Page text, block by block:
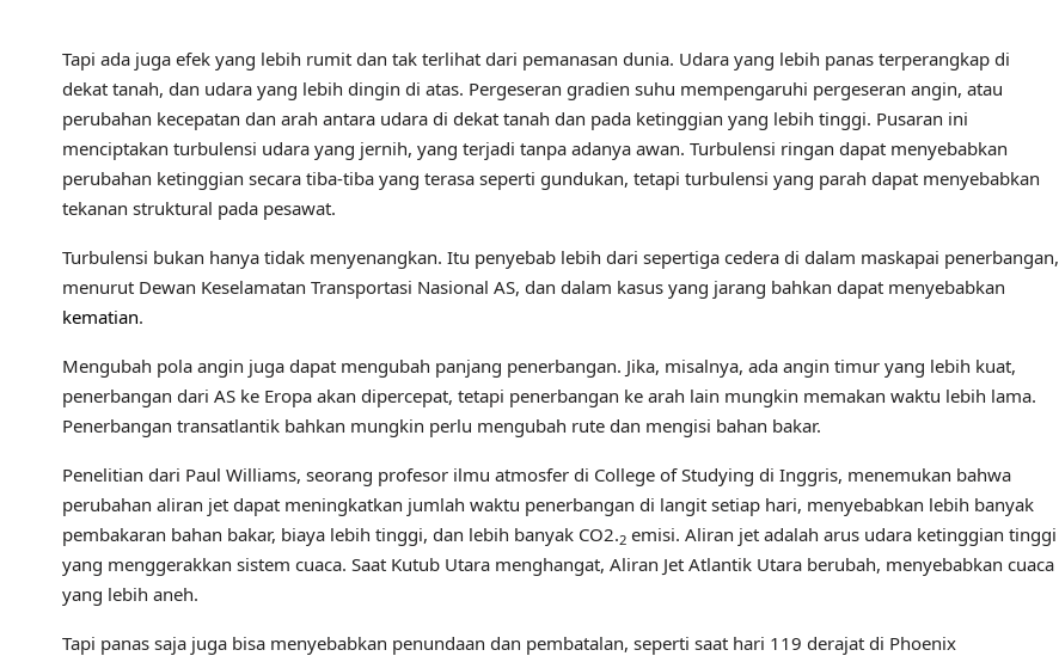
Tapi ada juga efek yang lebih rumit dan tak terlihat dari pemanasan dunia. Udara yang lebih panas terperangkap di
dekat tanah, dan udara yang lebih dingin di atas. Pergeseran gradien suhu mempengaruhi pergeseran angin, atau
perubahan kecepatan dan arah antara udara di dekat tanah dan pada ketinggian yang lebih tinggi. Pusaran ini
menciptakan turbulensi udara yang jernih, yang terjadi tanpa adanya awan. Turbulensi ringan dapat menyebabkan
perubahan ketinggian secara tiba-tiba yang terasa seperti gundukan, tetapi turbulensi yang parah dapat menyebabkan
tekanan struktural pada pesawat.
Turbulensi bukan hanya tidak menyenangkan. Itu penyebab lebih dari sepertiga cedera di dalam maskapai penerbangan,
menurut Dewan Keselamatan Transportasi Nasional AS, dan dalam kasus yang jarang bahkan dapat menyebabkan
kematian.
Mengubah pola angin juga dapat mengubah panjang penerbangan. Jika, misalnya, ada angin timur yang lebih kuat,
penerbangan dari AS ke Eropa akan dipercepat, tetapi penerbangan ke arah lain mungkin memakan waktu lebih lama.
Penerbangan transatlantik bahkan mungkin perlu mengubah rute dan mengisi bahan bakar.
Penelitian dari Paul Williams, seorang profesor ilmu atmosfer di College of Studying di Inggris, menemukan bahwa
perubahan aliran jet dapat meningkatkan jumlah waktu penerbangan di langit setiap hari, menyebabkan lebih banyak
pembakaran bahan bakar, biaya lebih tinggi, dan lebih banyak CO2.2 emisi. Aliran jet adalah arus udara ketinggian tinggi
yang menggerakkan sistem cuaca. Saat Kutub Utara menghangat, Aliran Jet Atlantik Utara berubah, menyebabkan cuaca
yang lebih aneh.
Tapi panas saja juga bisa menyebabkan penundaan dan pembatalan, seperti saat hari 119 derajat di Phoenix